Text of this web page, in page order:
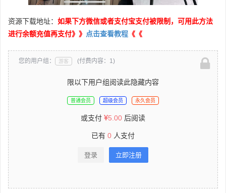
资源下载地址： 如果下方微信或者支付宝支付被限制，可用此方法
进行余额充值再支付》》 点击查看教程 《《
您的用户组： 游客 (付费内容：1)
限以下用户组阅读此隐藏内容
普通会员 超级会员 永久会员
或支付 5.00 后阅读
已有 0 人支付
登录 立即注册